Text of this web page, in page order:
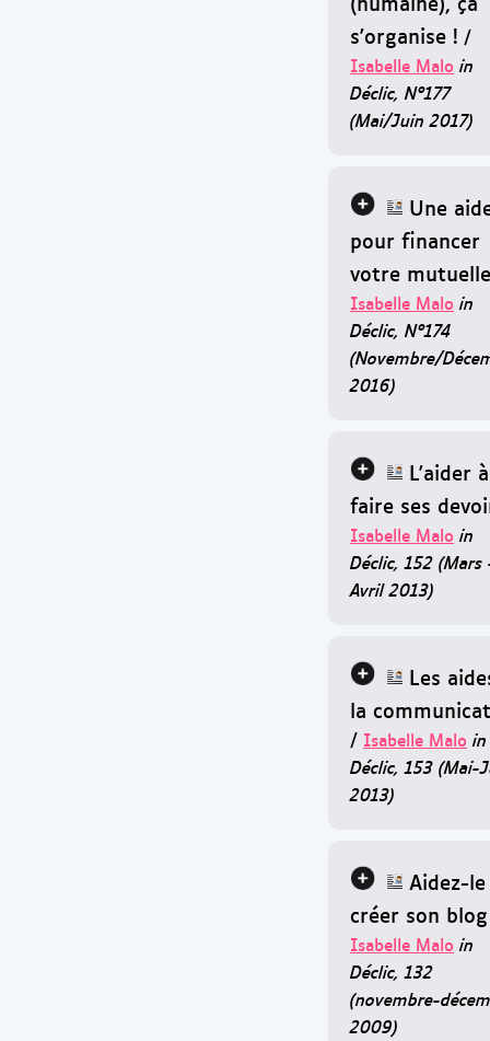
s'organise ! /
Isabelle Malo in
Déclic, N°177
(Mai/Juin 2017)
Une
pour financer
votre mutuelle
Isabelle Malo in
Déclic, N°174
(Novembre/
2016)
L'aider à
faire ses
Isabelle Malo in
Déclic, 152 (Mars
Avril 2013)
Les
la
/ Isabelle Malo in
Déclic, 153 (Mai-
2013)
Aidez-
créer son blog
Isabelle Malo in
Déclic, 132
(novembre-
2009)